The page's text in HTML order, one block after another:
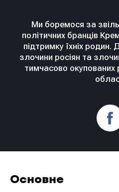
Ми боремося за
політичних бранців
підтримку їхніх родин.
злочини росіян та
тимчасово окупованих
Основне